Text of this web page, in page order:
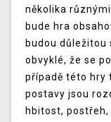
několika
bude hra
budou důležitou
obvyklé, že se
případě této hry
postavy jsou
hbitost,